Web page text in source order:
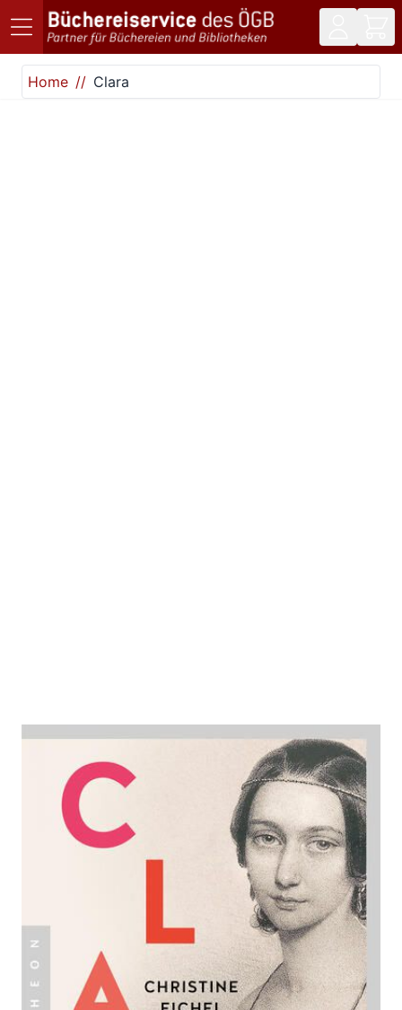
Direkt zum Inhalt
Home
Clara
Zur Wunschliste hinzufügen
Künstlerin, Karrierefrau, Working Mom: Clara
Von Christine Eichel
Verlag: Pantheon 27.05.2026